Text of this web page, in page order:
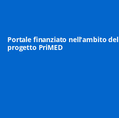
Portale finanziato nell'ambito del
progetto PriMED